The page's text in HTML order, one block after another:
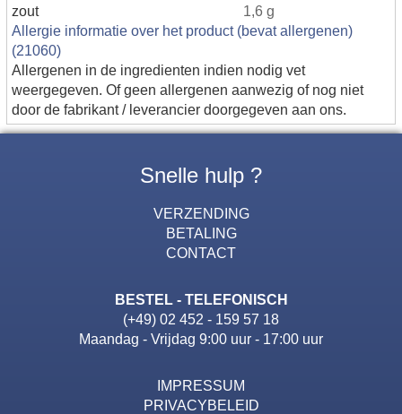
zout
1,6 g
Allergie informatie over het product (bevat allergenen)
(21060)
Allergenen in de ingredienten indien nodig vet
weergegeven. Of geen allergenen aanwezig of nog niet
door de fabrikant / leverancier doorgegeven aan ons.
Snelle hulp ?
VERZENDING
BETALING
CONTACT
BESTEL - TELEFONISCH
(+49) 02 452 - 159 57 18
Maandag - Vrijdag 9:00 uur - 17:00 uur
IMPRESSUM
PRIVACYBELEID